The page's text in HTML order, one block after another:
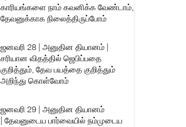
காரியங்களை நாம் கவனிக்க வேண்டாம்,
தேவனுக்காக நிலைத்திருப்போம்
ஜனவரி 28 | அனுதின தியானம் |
சரியான விதத்தில் ஜெபிப்பதை
குறித்தும், தேவ பயத்தை குறித்தும்
அறிந்து கொள்வோம்
ஜனவரி 29 | அனுதின தியானம்
| தேவனுடைய பார்வையில் நம்முடைய